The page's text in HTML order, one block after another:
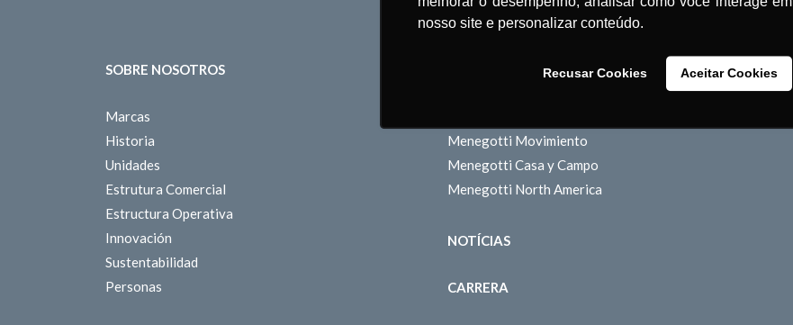
nosso site e personalizar conteúdo.
Recusar Cookies Aceitar Cookies
SOBRE NOSOTROS
Marcas
Historia
Unidades
Estrutura Comercial
Estructura Operativa
Innovación
Sustentabilidad
Personas
NUESTRAS MARCAS
Menegotti Movimiento
Menegotti Casa y Campo
Menegotti North America
NOTÍCIAS
CARRERA